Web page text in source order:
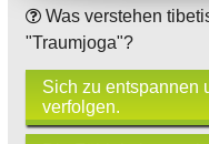
Was verstehen
"Traumjoga"?
Sich zu entspannen
verfolgen.